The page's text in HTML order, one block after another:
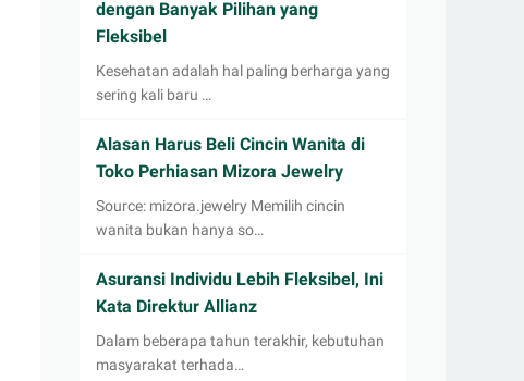
dengan Banyak Pilihan yang
Fleksibel
Kesehatan adalah hal paling berharga yang
sering kali baru …
Alasan Harus Beli Cincin Wanita di
Toko Perhiasan Mizora Jewelry
Source: mizora.jewelry Memilih cincin
wanita bukan hanya so…
Asuransi Individu Lebih Fleksibel, Ini
Kata Direktur Allianz
Dalam beberapa tahun terakhir, kebutuhan
masyarakat terhada…